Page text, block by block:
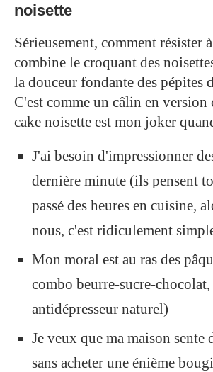
noisette
Sérieusement, comment résister
combine le croquant des
la douceur fondante des pépites
C'est comme un câlin en version
cake noisette est mon joker
J'ai besoin d'impressionner
dernière minute (ils pensent
passé des heures en cuisine,
nous, c'est ridiculement
Mon moral est au ras des
combo beurre-sucre-chocolat,
antidépresseur naturel)
Je veux que ma maison
sans acheter une énième